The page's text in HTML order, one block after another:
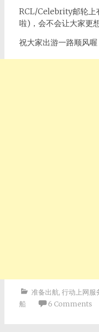
RCL/Celebrity邮轮上
啦)，会不会让大家更
祝大家出游一路顺风
准备出航, 行动上网服
船
6 Comments